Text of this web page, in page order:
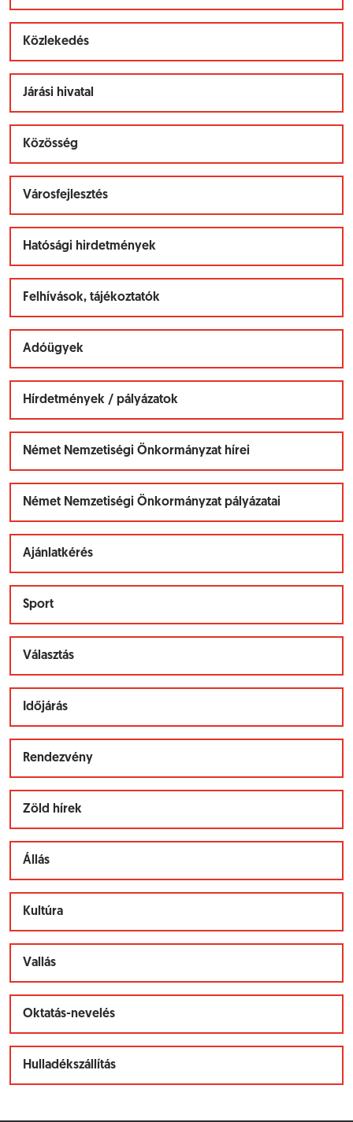
Közlekedés
Járási hivatal
Közösség
Városfejlesztés
Hatósági hirdetmények
Felhívások, tájékoztatók
Adóügyek
Hírdetmények / pályázatok
Német Nemzetiségi Önkormányzat hírei
Német Nemzetiségi Önkormányzat pályázatai
Ajánlatkérés
Sport
Választás
Időjárás
Rendezvény
Zöld hírek
Állás
Kultúra
Vallás
Oktatás-nevelés
Hulladékszállítás